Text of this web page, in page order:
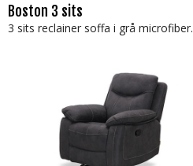
Boston 3 sits
3 sits reclainer soffa i grå microfiber.